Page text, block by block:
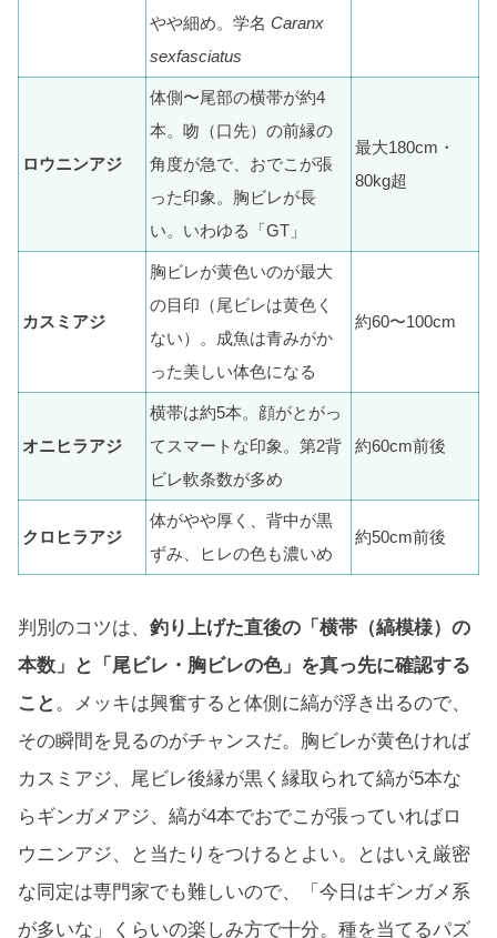
やや細め。学名 Caranx
sexfasciatus
ロウニンアジ
体側〜尾部の横帯が約4
本。吻（口先）の前縁の
角度が急で、おでこが張
った印象。胸ビレが長
い。いわゆる「GT」
最大180cm・
80kg超
カスミアジ
胸ビレが黄色いのが最大
の目印（尾ビレは黄色く
ない）。成魚は青みがか
った美しい体色になる
約60〜100cm
オニヒラアジ
横帯は約5本。顔がとがっ
てスマートな印象。第2背
ビレ軟条数が多め
約60cm前後
クロヒラアジ
体がやや厚く、背中が黒
ずみ、ヒレの色も濃いめ
約50cm前後
判別のコツは、 釣り上げた直後の「横帯（縞模様）の
本数」と「尾ビレ・胸ビレの色」を真っ先に確認する
こと 。メッキは興奮すると体側に縞が浮き出るので、
その瞬間を見るのがチャンスだ。胸ビレが黄色ければ
カスミアジ、尾ビレ後縁が黒く縁取られて縞が5本な
らギンガメアジ、縞が4本でおでこが張っていればロ
ウニンアジ、と当たりをつけるとよい。とはいえ厳密
な同定は専門家でも難しいので、「今日はギンガメ系
が多いな」くらいの楽しみ方で十分。種を当てるパズ